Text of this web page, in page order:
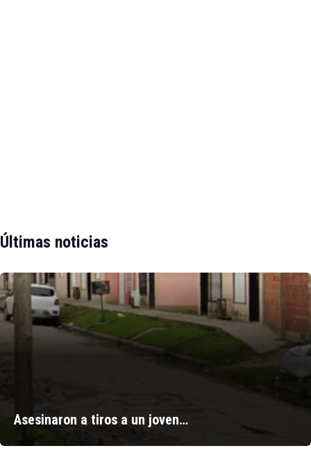
Últimas noticias
Asesinaron a tiros a un joven…